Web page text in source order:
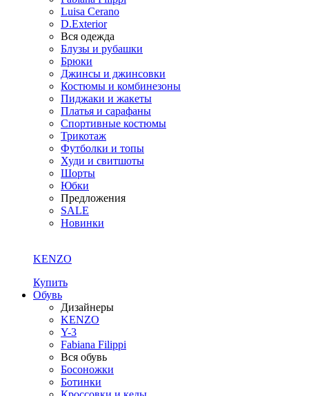
Luisa Cerano
D.Exterior
Вся одежда
Блузы и рубашки
Брюки
Джинсы и джинсовки
Костюмы и комбинезоны
Пиджаки и жакеты
Платья и сарафаны
Спортивные костюмы
Трикотаж
Футболки и топы
Худи и свитшоты
Шорты
Юбки
Предложения
SALE
Новинки
KENZO
Купить
Обувь
Дизайнеры
KENZO
Y-3
Fabiana Filippi
Вся обувь
Босоножки
Ботинки